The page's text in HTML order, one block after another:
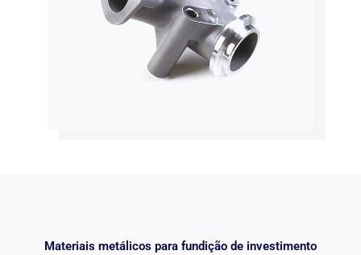
Materiais metálicos para fundição de investimento